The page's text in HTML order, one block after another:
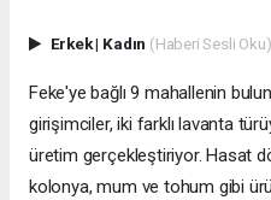
Erkek| Kadın (Haberi Sesli Oku)
Feke'ye bağlı 9 mahallenin
girişimciler, iki farklı lavanta
üretim gerçekleştiriyor. Hasat
kolonya, mum ve tohum gibi